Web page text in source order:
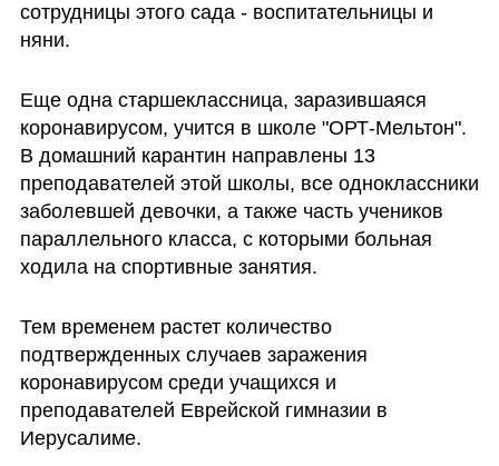
сотрудницы этого сада - воспитательницы и
няни.
Еще одна старшеклассница, заразившаяся
коронавирусом, учится в школе "ОРТ-Мельтон".
В домашний карантин направлены 13
преподавателей этой школы, все одноклассники
заболевшей девочки, а также часть учеников
параллельного класса, с которыми больная
ходила на спортивные занятия.
Тем временем растет количество
подтвержденных случаев заражения
коронавирусом среди учащихся и
преподавателей Еврейской гимназии в
Иерусалиме.